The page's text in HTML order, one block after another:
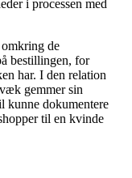
i processen med
de
bestillingen, for
har. I den relation
gemmer sin
kunne dokumentere
til en kvinde